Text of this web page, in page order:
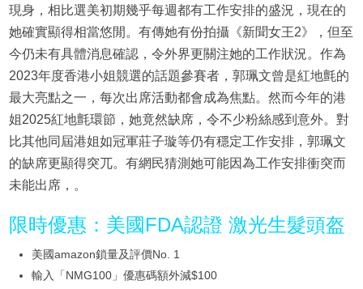
現身，相比選美初期幾乎每週都有工作安排的盛況，現在的
她確實顯得相當悠閒。有傳她有份拍攝《新聞女王2》，但至
今仍未有具體消息確認，令外界更關注她的工作狀況。作為
2023年度香港小姐競選的話題參賽者，郭珮文曾是紅地氈的
最大亮點之一，每次出席活動都會成為焦點。然而今年的港
姐2025紅地氈環節，她竟然缺席，令不少粉絲感到意外。對
比其他同屆港姐如冠軍莊子璇等仍有穩定工作安排，郭珮文
的缺席更顯得突兀。有網民猜測她可能因為工作安排衝突而
未能出席，。
限時優惠：美國FDA認證 激光生髮頭盔
美國amazon鎖量及評價No. 1
輸入「NMG100」優惠碼額外減$100